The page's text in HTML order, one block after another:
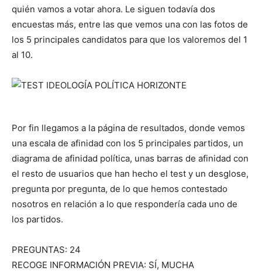
quién vamos a votar ahora. Le siguen todavía dos
encuestas más, entre las que vemos una con las fotos de
los 5 principales candidatos para que los valoremos del 1
al 10.
Por fin llegamos a la página de resultados, donde vemos
una escala de afinidad con los 5 principales partidos, un
diagrama de afinidad política, unas barras de afinidad con
el resto de usuarios que han hecho el test y un desglose,
pregunta por pregunta, de lo que hemos contestado
nosotros en relación a lo que respondería cada uno de
los partidos.
PREGUNTAS: 24
RECOGE INFORMACIÓN PREVIA: SÍ, MUCHA